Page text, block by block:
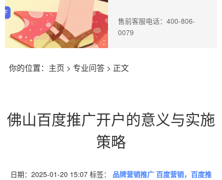
售前客服电话：400-806-
0079
你的位置： 主页 > 专业问答> 正文
佛山百度推广开户的意义与实施
策略
日期：2025-01-20 15:07 标签： 品牌营销推广 百度营销，百度推